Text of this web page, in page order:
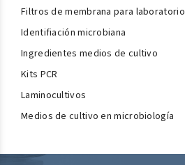
Filtros de membrana para laboratorio
Identifiación microbiana
Ingredientes medios de cultivo
Kits PCR
Laminocultivos
Medios de cultivo en microbiología